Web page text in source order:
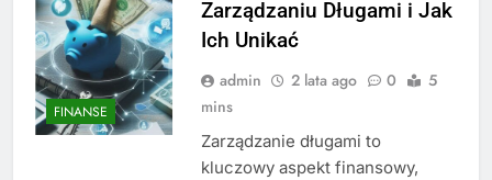
FINANSE
Zarządzaniu Długami i Jak
Ich Unikać
admin 2 lata ago 0
5
mins
Zarządzanie długami to
kluczowy aspekt finansowy,